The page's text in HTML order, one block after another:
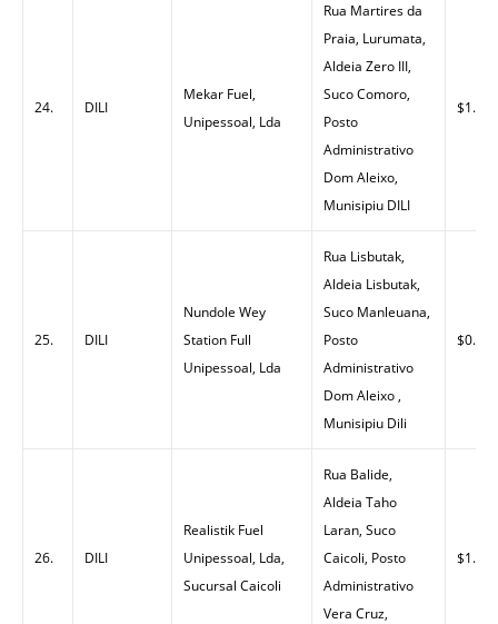
24. DILI
Mekar Fuel,
Unipessoal, Lda
Rua Martires da
Praia, Lurumata,
Aldeia Zero III,
Suco Comoro,
Posto
Administrativo
Dom Aleixo,
Munisipiu DILI
$1.40
25. DILI
Nundole Wey
Station Full
Unipessoal, Lda
Rua Lisbutak,
Aldeia Lisbutak,
Suco Manleuana,
Posto
Administrativo
Dom Aleixo ,
Munisipiu Dili
$0.00
26. DILI
Realistik Fuel
Unipessoal, Lda,
Sucursal Caicoli
Rua Balide,
Aldeia Taho
Laran, Suco
Caicoli, Posto
Administrativo
Vera Cruz,
$1.35